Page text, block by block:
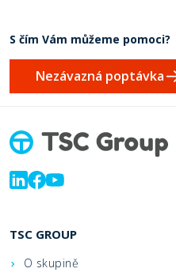
S čím Vám můžeme pomoci?
Nezávazná poptávka
TSC GROUP
O skupině